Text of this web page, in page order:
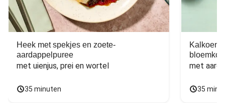
Heek met spekjes en zoete-
aardappelpuree
met uienjus, prei en wortel
35 minuten
Kalkoen
met
35